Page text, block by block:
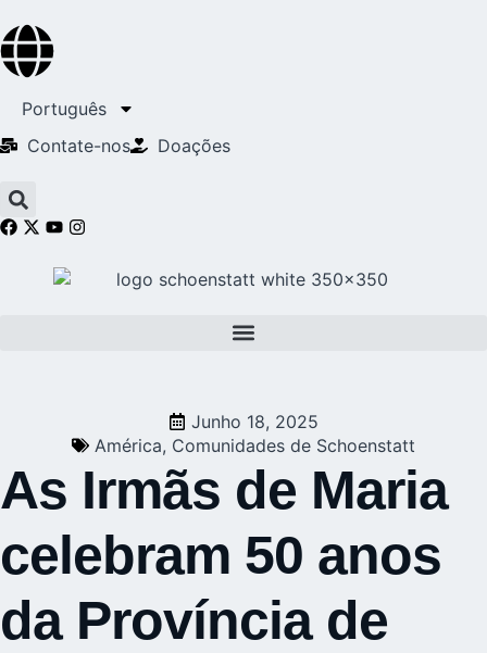
Português
Contate-nos
Doações
Junho 18, 2025
América, Comunidades de Schoenstatt
As Irmãs de Maria
celebram 50 anos
da Província de